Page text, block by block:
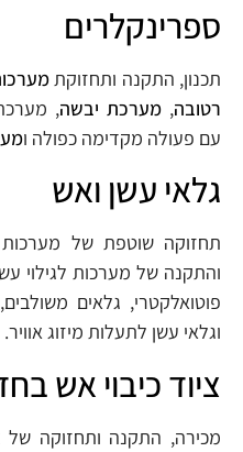
ספרינקלרים
תכנון, התקנה ותחזוקת
רטובה,מערכת יבשה,
עם פעולה מקדימה כפולה ו
גלאי עשן ואש
תחזוקה שוטפת של מערכות
והתקנה של מערכות לגילוי
פוטואלקטרי, גלאים
וגלאי עשן לתעלות מיזוג אוויר.
ציוד כיבוי אש
מכירה, התקנה ותחזוקה של